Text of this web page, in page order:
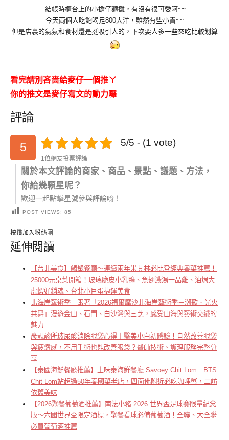
結帳時櫃台上的小擔仔麵攤，有沒有很可愛阿~~
今天兩個人吃飽喝足800大洋，雖然有些小貴~~
但是店裏的氣氛和食材還是挺吸引人的，下次要人多一些來吃比較划算
———————————————————————
看完請別吝嗇給麥仔一個推ㄚ
你的推文是麥仔寫文的動力囉
評論
5 5/5 - (1 vote)
1位網友投票評論
關於本文評論的商家、商品、景點、議題、方法，
你給幾顆星呢？
歡迎一起點擊星號參與評論唷！
POST VIEWS: 85
按讚加入粉絲團
延伸閱讀
【台北美食】麟聚餐廳～連續兩年米其林必比登經典粵菜推薦！
25000元桌菜開箱！玻璃脆皮小乳鴨、魚翅濃湯一品雞、油焗大
虎蝦好銷魂、台北小巨蛋捷運美食
北海岸藝術季｜跟著「2026福爾摩沙北海岸藝術季－潮歌．光火
共舞」漫遊金山、石門、白沙灣與三芝，感受山海與藝術交織的
魅力
彥靚診所玻尿酸消除眼袋心得｜醫美小白初體驗！自然改善眼袋
與疲憊感，不用手術也能改善眼袋？醫師技術、護理服務完整分
享
【泰國海鮮餐廳推薦】上味泰海鮮餐廳 Savoey Chit Lom｜BTS
Chit Lom站超過50年泰國菜老店，四面佛附近必吃咖哩蟹，二訪
依舊美味
【2026聚餐葡萄酒推薦】南法小豬 2026 世界盃足球賽限量紀念
版～六國世界盃限定酒標，聚餐看球必備葡萄酒！全聯、大全聯
必買葡萄酒推薦